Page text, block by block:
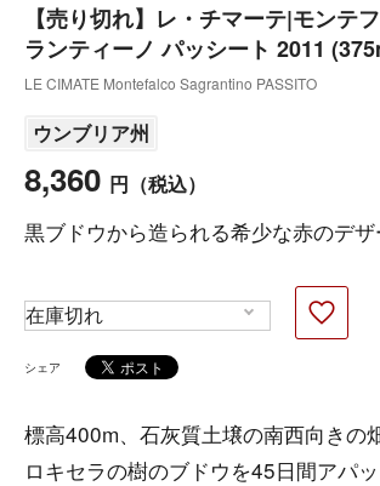
【売り切れ】レ・チマーテ|モンテ
ランティーノ パッシート 2011
LE CIMATE Montefalco Sagrantino PASSITO
ウンブリア州
8,360 円 （税込）
黒ブドウから造られる希少な赤のデ
シェア
標高400m、石灰質土壌の南西向きの
ロキセラの樹のブドウを45日間アパ